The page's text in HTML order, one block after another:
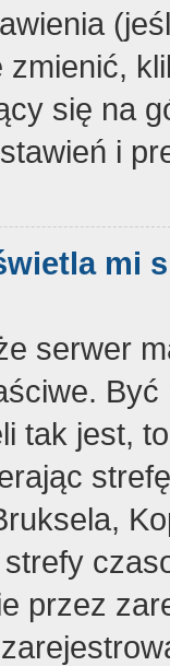
zmienić,
się na
i
mi
serwer
tak jest,
przez